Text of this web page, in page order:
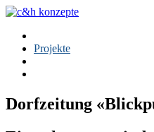
Projekte
Dorfzeitung